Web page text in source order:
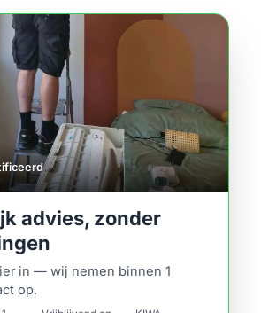
advies, zonder
in — wij nemen binnen 1
op.